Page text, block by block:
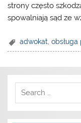
strony często
spowalniają sąd ze
adwokat ,obsługa